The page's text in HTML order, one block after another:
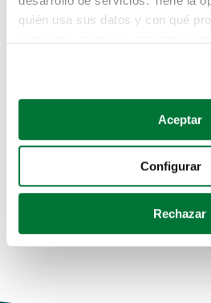
quién usa sus datos y con qué
Si lo permite, también quisiéramos:
Recopilar información sobre
Identificar su dispositivo
para buscar características
Obtenga más información sobre
Aceptar
Configurar
Rechazar
Pero puedes encontrar el
buscando en alguno de estos
Coches de segunda mano
Coches de km0